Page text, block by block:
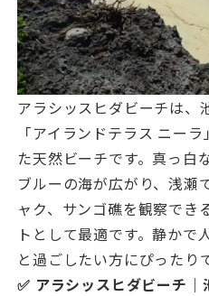
アラシッスヒダビーチは、
「アイランドテラス ニー
た天然ビーチです。真っ白
ブルーの海が広がり、浅瀬
ャク、サンゴ礁を観察でき
トとして最適です。静かで
と過ごしたい方にぴったり
✅ アラシッスヒダビーチ